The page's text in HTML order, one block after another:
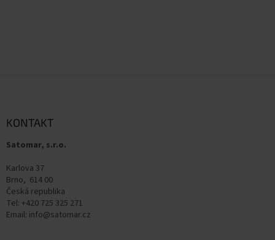
KONTAKT
Satomar, s.r.o.
Karlova 37
Brno, 614 00
Česká republika
Tel: +420 725 325 271
Email: info@satomar.cz